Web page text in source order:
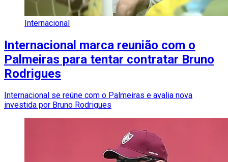
Internacional
Internacional marca reunião com o
Palmeiras para tentar contratar Bruno
Rodrigues
Internacional se reúne com o Palmeiras e avalia nova
investida por Bruno Rodrigues